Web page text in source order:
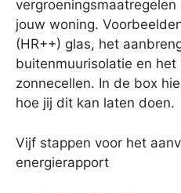
jouw woning.
(HR++) glas, het
buitenmuurisolatie en het
zonnecellen. In de box
hoe jij dit kan laten doen.
Vijf stappen voor het
energierapport